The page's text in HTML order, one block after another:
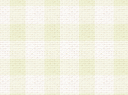
a.本サービスに係る謝
b.会員からの電話、メ
c.モバイルリサーチ、
実施もしくは運営
d.その他これらに付随す
4.会員は、住所、電話